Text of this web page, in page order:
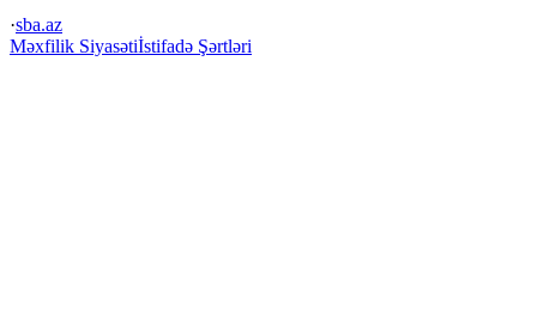
·sba.az
Məxfilik Siyasətiİstifadə Şərtləri